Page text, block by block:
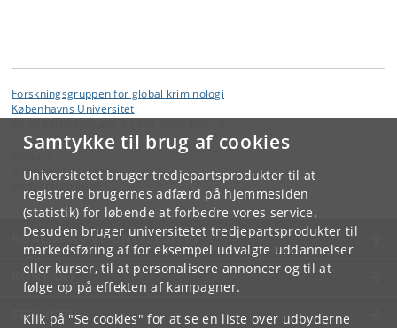
Samtykke til brug af cookies
Universitetet bruger tredjepartsprodukter til at
registrere brugernes adfærd på hjemmesiden
(statistik) for løbende at forbedre vores service.
Desuden bruger universitetet tredjepartsprodukter til
markedsføring af for eksempel udvalgte uddannelser
eller kurser, til at personalisere annoncer og til at
følge op på effekten af kampagner.
Klik på "Se cookies" for at se en liste over udbyderne
Forskningsgruppen for global kriminologi
Københavns Universitet
Jacob Fischer Møller
KØBENHAVNS UNIVERSITET
KONTAKT
SERVICES